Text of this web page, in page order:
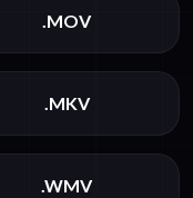
.MOV
.MKV
.WMV